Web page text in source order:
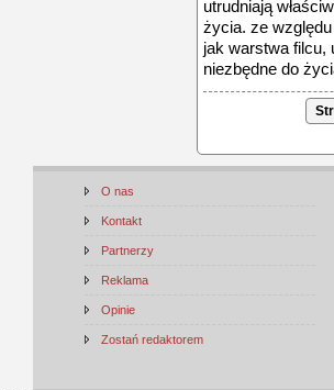
utrudniają
życia. ze
jak warstwa filcu,
niezbędne do
O nas
Kontakt
Partnerzy
Reklama
Opinie
Zostań redaktorem